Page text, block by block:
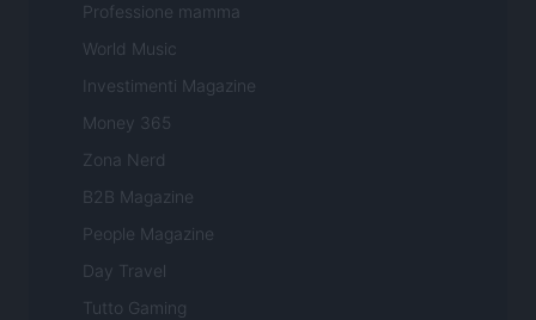
Professione mamma
World Music
Investimenti Magazine
Money 365
Zona Nerd
B2B Magazine
People Magazine
Day Travel
Tutto Gaming